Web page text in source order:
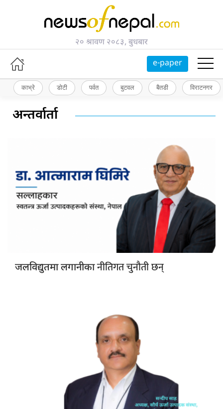
२० श्रावण २०८३, बुधबार
e-paper
काभ्रे डोटी पर्वत बुटवल बैतडी विराटनगर
अन्तर्वार्ता
जलविद्युतमा लगानीकानीतिगत चुनौती छन्